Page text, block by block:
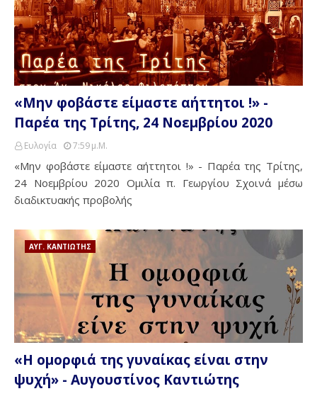
«Μην φοβάστε είμαστε αήττητοι !» -
Παρέα της Τρίτης, 24 Νοεμβρίου 2020
Ευλογία 7:59 Μ.μ.
«Μην φοβάστε είμαστε αήττητοι !» - Παρέα της Τρίτης,
24 Νοεμβρίου 2020 Ομιλία π. Γεωργίου Σχοινά μέσω
διαδικτυακής προβολής
ΑΥΓ. ΚΑΝΤΙΩΤΗΣ
«Η ομορφιά της γυναίκας είναι στην
ψυχή» - Αυγουστίνος Καντιώτης